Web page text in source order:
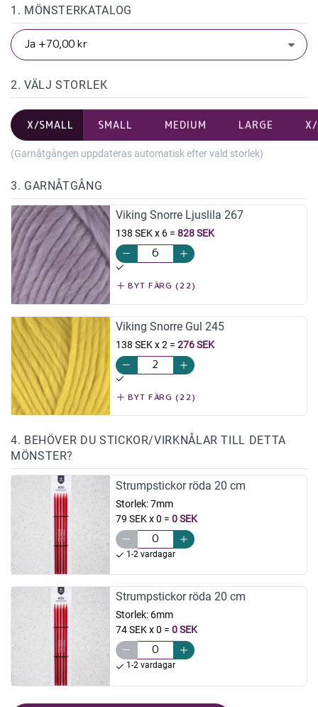
1. MÖNSTERKATALOG
2. VÄLJ STORLEK
X/SMALL SMALL MEDIUM LARGE
(Garnåtgången uppdateras automatisk efter vald storlek)
3. GARNÅTGÅNG
Viking Snorre Ljuslila 267
138 SEK x 6= 828 SEK
BYT FÄRG (22)
Viking Snorre Gul 245
138 SEK x 2 = 276 SEK
BYT FÄRG (22)
4. BEHÖVER DU STICKOR/VIRKNÅLAR TILL DETTA
MÖNSTER?
Strumpstickor röda 20 cm
Storlek:7mm
79 SEK x 0 = 0 SEK
1-2 vardagar
Strumpstickor röda 20 cm
Storlek: 6mm
74 SEK x 0 = 0 SEK
1-2 vardagar